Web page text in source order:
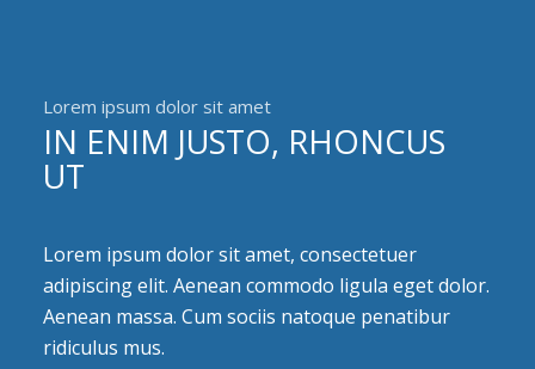
Lorem ipsum dolor sit amet
IN ENIM JUSTO, RHONCUS
UT
Lorem ipsum dolor sit amet, consectetuer
adipiscing elit. Aenean commodo ligula eget dolor.
Aenean massa. Cum sociis natoque penatibur
ridiculus mus.